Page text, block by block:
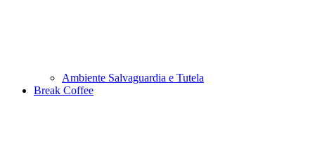
Ambiente Salvaguardia e Tutela
Break Coffee